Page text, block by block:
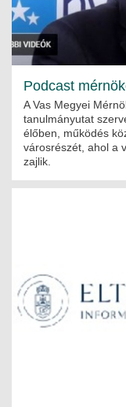
Podcast
A Vas Megyei
tanulmányutat
élőben, működés
városrészét, ahol a
zajlik.